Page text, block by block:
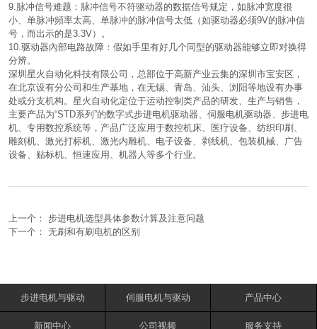
9.脉冲信号难题：脉冲信号不符驱动器的数据信号规定，如脉冲宽度很
小、单脉冲頻率太高、单脉冲的脉冲信号太低（如驱动器必须9V的脉冲信
号，而出示的是3.3V）。
10.驱动器內部电路故障：假如手里有好几个同型的驱动器能够立即对换得
分辨。
深圳星火自动化科技有限公司，总部位于高新产业云集的深圳市宝安区，
在北京设有分公司和生产基地，在无锡、青岛、汕头、浏阳等地设有办事
处或分支机构。星火自动化定位于运动控制类产品的研发、生产与销售，
主要产品为“STD系列”的数字式步进电机驱动器、伺服电机驱动器、步进电
机、专用数控系统等，产品广泛应用于数控机床、医疗设备、纺织印刷、
雕刻机、激光打标机、激光内雕机、电子设备、剥线机、包装机械、广告
设备、贴标机、恒速应用、机器人等多个行业。
上一个： 步进电机选型具体参数计算及注意问题
下一个： 无刷和有刷电机的区别
步进电机与驱动 伺服电机与驱动 产品中心
新闻中心 公司视频 服务支持